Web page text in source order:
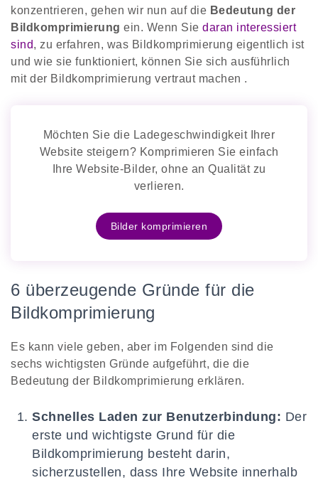
konzentrieren, gehen wir nun auf die Bedeutung der
Bildkomprimierung ein. Wenn Sie daran interessiert
sind, zu erfahren, was Bildkomprimierung eigentlich ist
und wie sie funktioniert, können Sie sich ausführlich
mit der Bildkomprimierung vertraut machen .
Möchten Sie die Ladegeschwindigkeit Ihrer
Website steigern? Komprimieren Sie einfach
Ihre Website-Bilder, ohne an Qualität zu
verlieren.
Bilder komprimieren
6 überzeugende Gründe für die
Bildkomprimierung
Es kann viele geben, aber im Folgenden sind die
sechs wichtigsten Gründe aufgeführt, die die
Bedeutung der Bildkomprimierung erklären.
Schnelles Laden zur Benutzerbindung: Der
erste und wichtigste Grund für die
Bildkomprimierung besteht darin,
sicherzustellen, dass Ihre Website innerhalb